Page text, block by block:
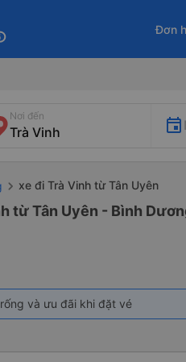
Đơn
Nơi đến
xe đi Trà Vinh từ Tân Uyên
từ Tân Uyên - Bình
và ưu đãi khi đặt vé